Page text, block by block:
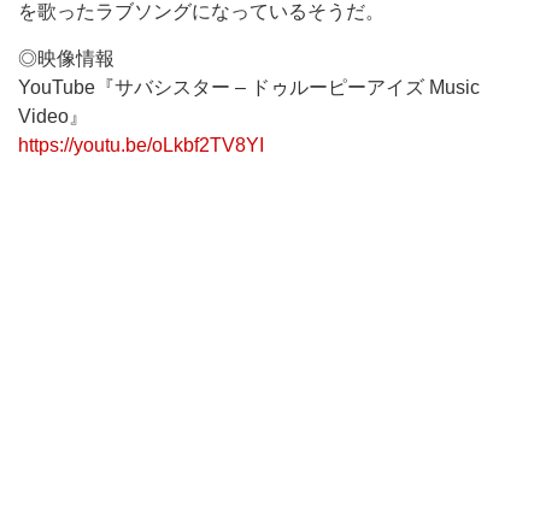
を歌ったラブソングになっているそうだ。
◎映像情報
YouTube『サバシスター – ドゥルーピーアイズ Music
Video』
https://youtu.be/oLkbf2TV8YI